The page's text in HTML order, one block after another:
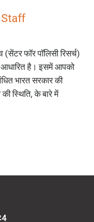
फॉर पॉलिसी रिसर्च)
आधारित है। इसमें आपको
भारत सरकार की
स्थिति, के बारे में